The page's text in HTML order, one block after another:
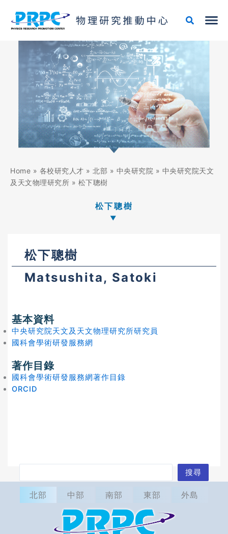
Home » 各校研究人才 » 北部 » 中央研究院 » 中央研究院天文
及天文物理研究所 » 松下聰樹
松下聰樹
松下聰樹
Matsushita, Satoki
基本資料
中央研究院天文及天文物理研究所研究員
國科會學術研發服務網
著作目錄
國科會學術研發服務網著作目錄
ORCID
尋
搜尋
北部 中部 南部 東部 外島